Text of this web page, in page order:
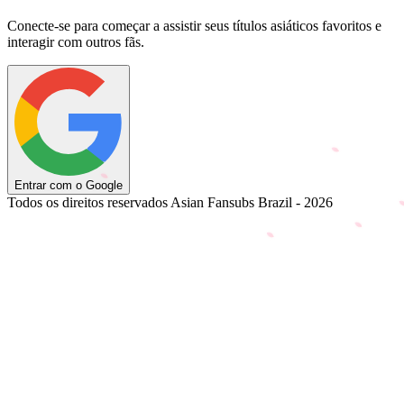
Conecte-se para começar a assistir seus títulos asiáticos favoritos e
interagir com outros fãs.
Entrar com o Google
Todos os direitos reservados Asian Fansubs Brazil - 2026